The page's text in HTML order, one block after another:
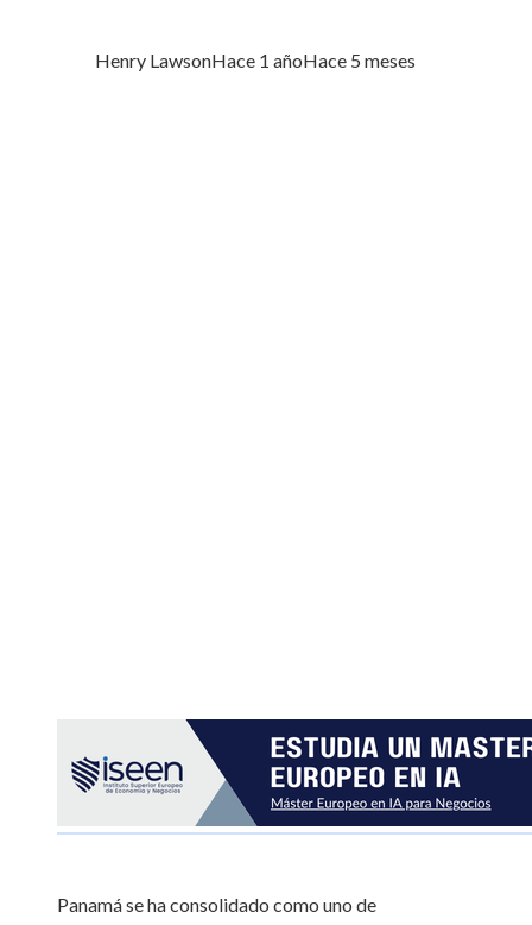
Henry LawsonHace 1 añoHace 5 meses
Panamá se ha consolidado como uno de